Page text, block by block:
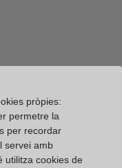
pròpies:
permetre la
per recordar
servei amb
utilitza cookies de